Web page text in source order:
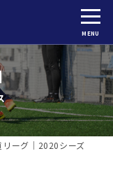
MENU
リーグ｜2020シーズ